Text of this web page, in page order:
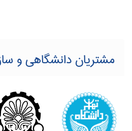
مشتریان دانشگاهی و